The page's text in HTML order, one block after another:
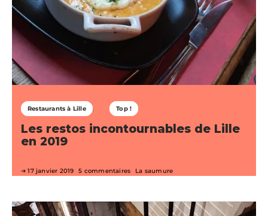
Restaurants à Lille Top !
Les restos incontournables de Lille
en 2019
17 janvier 2019 5 commentaires La saumure